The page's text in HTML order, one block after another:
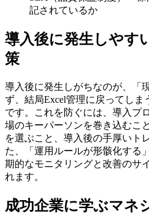
記されているか
導入後に発生しやす
策
導入後に発生しがちなのが、「
ず、結局Excel管理に戻ってし
です。これを防ぐには、 導入プ
場のキーパーソンを巻き込むこ
を選ぶこと、導入後の手厚いト
た、「運用ルールが形骸化する
期的なモニタリングと改善のサ
れます。
成功企業に学ぶマネ